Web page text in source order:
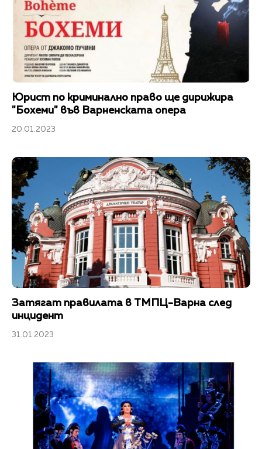
Юрист по криминално право ще дирижира
"Бохеми" във Варненската опера
20.01.2023
Затягат правилата в ТМПЦ-Варна след
инцидент
31.01.2023